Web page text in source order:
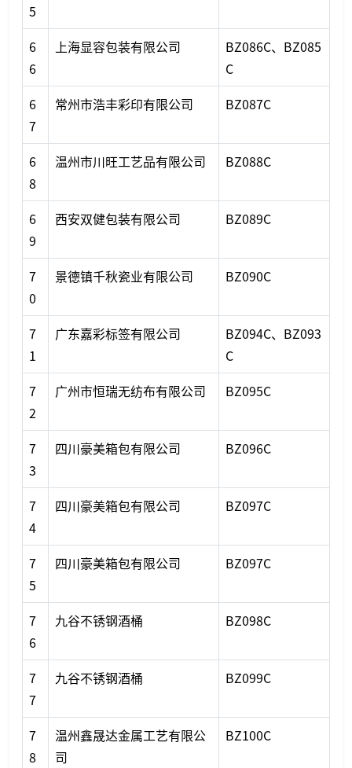
5
6
6
上海显容包装有限公司
BZ086C、BZ085
C
6
7
常州市浩丰彩印有限公司 BZ087C
6
8
温州市川旺工艺品有限公司 BZ088C
6
9
西安双健包装有限公司 BZ089C
7
0
景德镇千秋瓷业有限公司 BZ090C
7
1
广东嘉彩标签有限公司
BZ094C、BZ093
C
7
2
广州市恒瑞无纺布有限公司 BZ095C
7
3
四川豪美箱包有限公司 BZ096C
7
4
四川豪美箱包有限公司 BZ097C
7
5
四川豪美箱包有限公司 BZ097C
7
6
九谷不锈钢酒桶 BZ098C
7
7
九谷不锈钢酒桶 BZ099C
7
8
温州鑫晟达金属工艺有限公
司
BZ100C